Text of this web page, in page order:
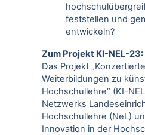
feststellen und
entwickeln?
Zum Projekt KI-NEL-23:
Das Projekt
Weiterbildungen zu
Hochschullehre“ (KI-
Netzwerks
Hochschullehre (NeL)
Innovation in der